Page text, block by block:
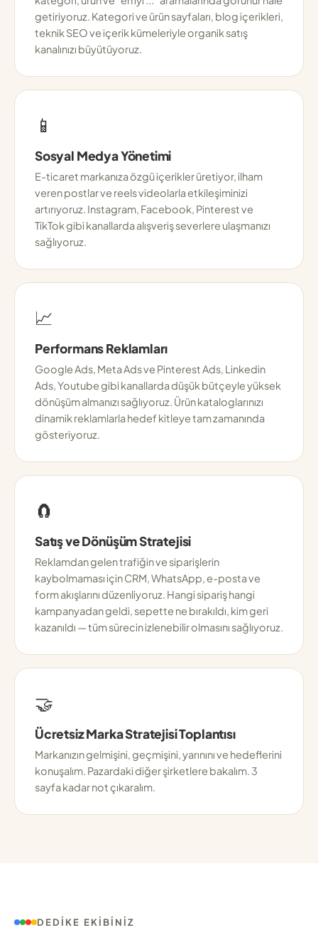
getiriyoruz. Kategori ve ürün sayfaları, blog içerikleri,
teknik SEO ve içerik kümeleriyle organik satış
kanalınızı büyütüyoruz.
📱
Sosyal Medya Yönetimi
E-ticaret markanıza özgü içerikler üretiyor, ilham
veren postlar ve reels videolarla etkileşiminizi
artırıyoruz. Instagram, Facebook, Pinterest ve
TikTok gibi kanallarda alışveriş severlere ulaşmanızı
sağlıyoruz.
📈
Performans Reklamları
Google Ads, Meta Ads ve Pinterest Ads, Linkedin
Ads, Youtube gibi kanallarda düşük bütçeyle yüksek
dönüşüm almanızı sağlıyoruz. Ürün kataloglarınızı
dinamik reklamlarla hedef kitleye tam zamanında
gösteriyoruz.
🧲
Satış ve Dönüşüm Stratejisi
Reklamdan gelen trafiğin ve siparişlerin
kaybolmaması için CRM, WhatsApp, e-posta ve
form akışlarını düzenliyoruz. Hangi sipariş hangi
kampanyadan geldi, sepette ne bırakıldı, kim geri
kazanıldı — tüm sürecin izlenebilir olmasını sağlıyoruz.
🤝
Ücretsiz Marka Stratejisi Toplantısı
Markanızın gelmişini, geçmişini, yarınını ve hedeflerini
konuşalım. Pazardaki diğer şirketlere bakalım. 3
sayfa kadar not çıkaralım.
DEDIKE EKIBINIZ